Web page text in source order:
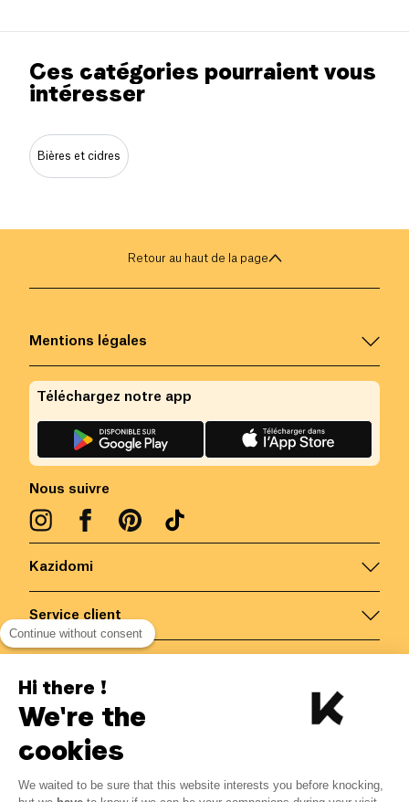
Ces catégories pourraient vous
intéresser
Bières et cidres
Retour au haut de la page
Kazidomi
Service client
Mentions légales
Nous suivre
Téléchargez notre app
Belgique/FR
Continue without consent
Hi there !
We're the
cookies
We waited to be sure that this website interests you before knocking,